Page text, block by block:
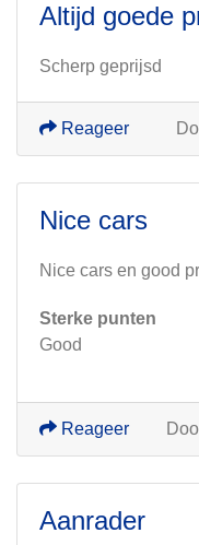
Altijd goede
Scherp geprijsd
Reageer
Nice cars
Nice cars en good
Sterke punten
Good
Reageer
Aanrader